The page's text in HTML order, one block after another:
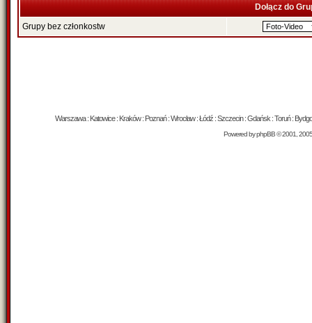
Dołącz do
Grupy bez członkostw
Warszawa : Katowice : Kraków : Poznań : Wrocław : Łódź : Szczecin : Gdańsk : Toruń :
Powered byphpBB© 2001,